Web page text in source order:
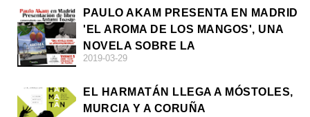
PAULO AKAM PRESENTA EN MADRID
'EL AROMA DE LOS MANGOS', UNA
NOVELA SOBRE LA
AFRODESCENDENCIA
2019-03-29
EL HARMATÁN LLEGA A MÓSTOLES,
MURCIA Y A CORUÑA